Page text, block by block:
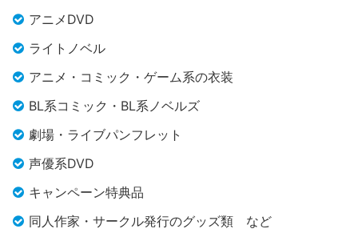
アニメDVD
ライトノベル
アニメ・コミック・ゲーム系の衣装
BL系コミック・BL系ノベルズ
劇場・ライブパンフレット
声優系DVD
キャンペーン特典品
同人作家・サークル発行のグッズ類 など